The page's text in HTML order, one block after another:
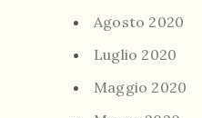
Agosto 2020
Luglio 2020
Maggio 2020